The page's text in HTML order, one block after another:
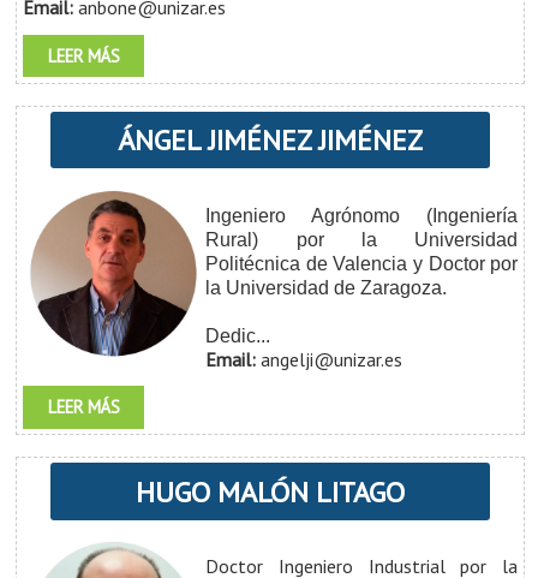
Email: anbone@unizar.es
LEER MÁS
ÁNGEL JIMÉNEZ JIMÉNEZ
Ingeniero Agrónomo (Ingeniería
Rural) por la Universidad
Politécnica de Valencia y Doctor por
la Universidad de Zaragoza.
Dedic...
Email:angelji@unizar.es
LEER MÁS
HUGO MALÓN LITAGO
Doctor Ingeniero Industrial por la